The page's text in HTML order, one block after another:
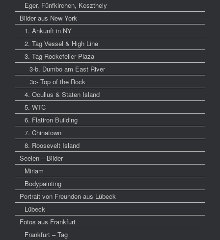
Eger, Fünfkirchen, Keszthely
Bilder aus New York
1. Ankunft in NY
2. Tag Vessel & High Line
3. Tag Rockefeller Plaza
3-b. Dumbo am East River
3c- Top of the Rock
4. Ocullus & Staten Island
5. WTC
6. Flatiron Building
7. Chinatown
8. Roosevelt Island
Seelen – Bilder
Miriam
Bodypainting
Portrait von Freunden aus Lübeck
Lübeck
Fotos aus Frankfurt
Frankfurt – Tag